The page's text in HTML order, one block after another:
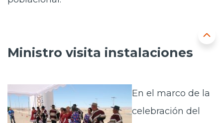
Ministro visita instalaciones
En el marco de la
celebración del